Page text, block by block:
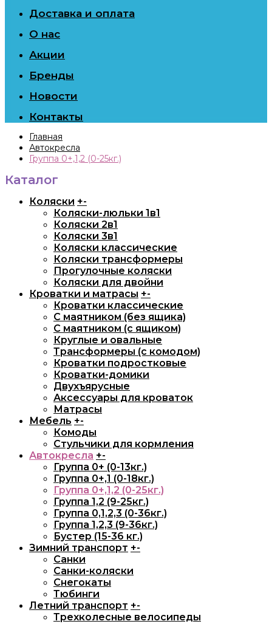
Доставка и оплата
О нас
Акции
Бренды
Новости
Контакты
Главная
Автокресла
Группа 0+,1,2 (0-25кг.)
Каталог
Коляски +-
Коляски-люльки 1в1
Коляски 2в1
Коляски 3в1
Коляски классические
Коляски трансформеры
Прогулочные коляски
Коляски для двойни
Кроватки и матрасы +-
Кроватки классические
С маятником (без ящика)
С маятником (с ящиком)
Круглые и овальные
Трансформеры (с комодом)
Кроватки подростковые
Кроватки-домики
Двухъярусные
Аксессуары для кроваток
Матрасы
Мебель +-
Комоды
Стульчики для кормления
Автокресла +-
Группа 0+ (0-13кг.)
Группа 0+,1 (0-18кг.)
Группа 0+,1,2 (0-25кг.)
Группа 1,2 (9-25кг.)
Группа 0,1,2,3 (0-36кг.)
Группа 1,2,3 (9-36кг.)
Бустер (15-36 кг.)
Зимний транспорт +-
Санки
Санки-коляски
Снегокаты
Тюбинги
Летний транспорт +-
Трехколесные велосипеды